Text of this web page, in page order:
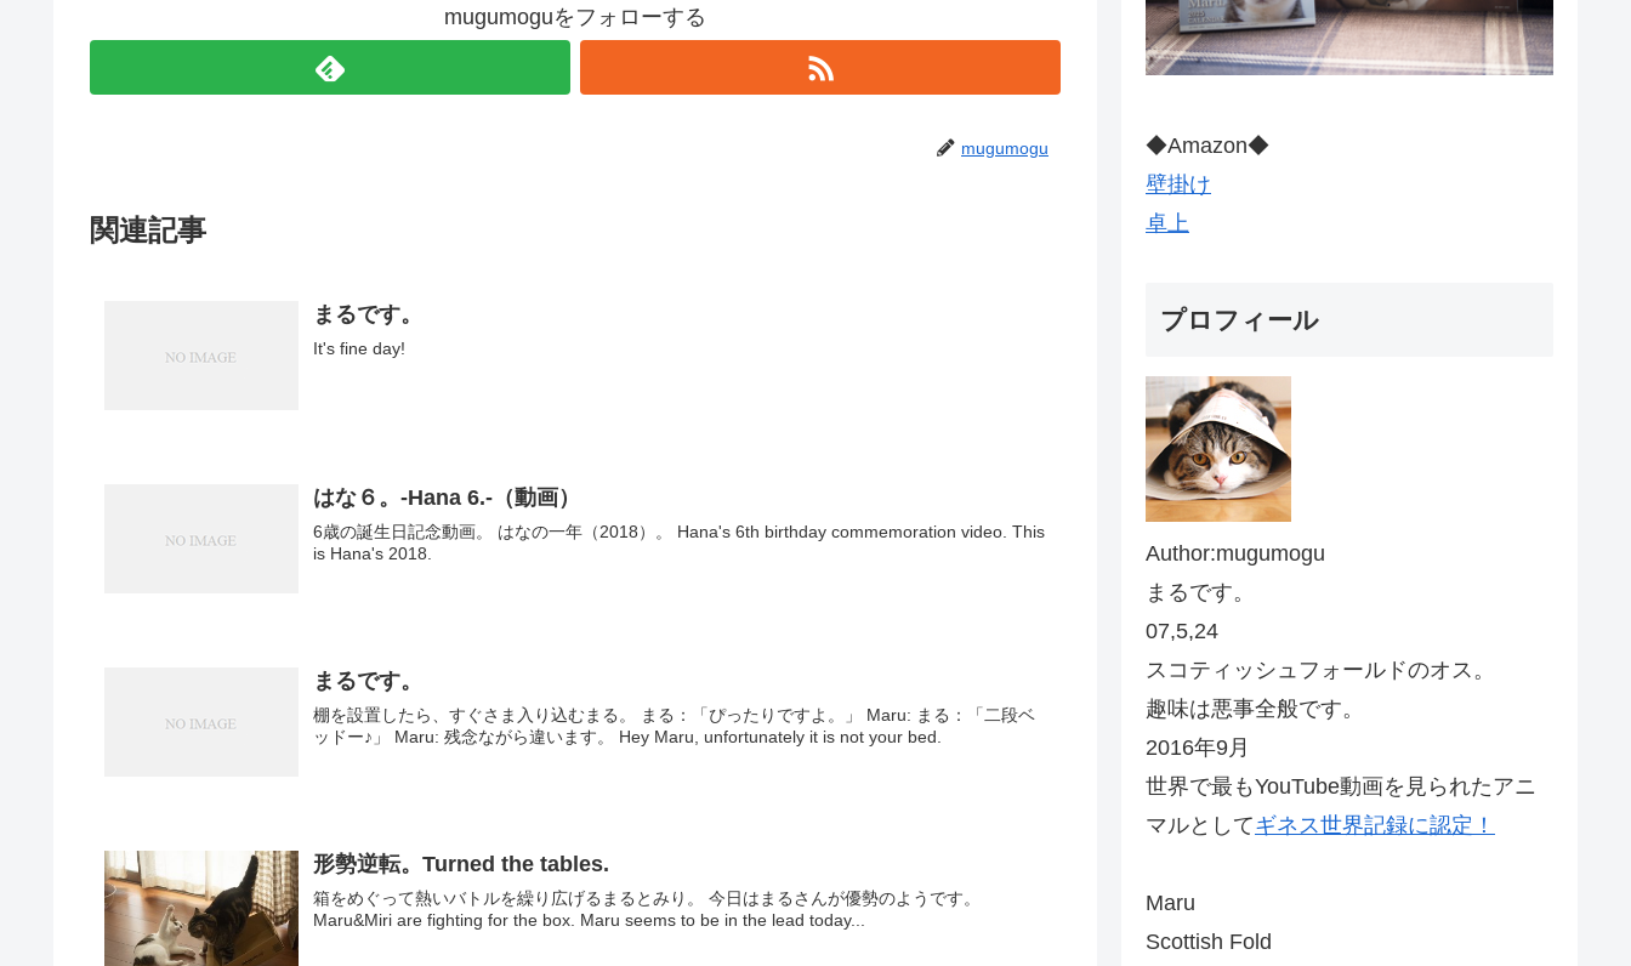
mugumoguをフォローする
mugumogu
関連記事
まるです。
It's fine day!
はな６。-Hana 6.-（動画）
6歳の誕生日記念動画。 はなの一年（2018）。 Hana's 6th birthday commemoration video. This
is Hana's 2018.
まるです。
棚を設置したら、すぐさま入り込むまる。 まる：「ぴったりですよ。」 Maru: まる：「二段ベ
ッドー♪」 Maru: 残念ながら違います。 Hey Maru, unfortunately it is not your bed.
形勢逆転。Turned the tables.
箱をめぐって熱いバトルを繰り広げるまるとみり。 今日はまるさんが優勢のようです。
Maru&Miri are fighting for the box. Maru seems to be in the lead today...
◆Amazon◆
壁掛け
卓上
プロフィール
Author:mugumogu
まるです。
07,5,24
スコティッシュフォールドのオス。
趣味は悪事全般です。
2016年9月
世界で最もYouTube動画を見られたアニ
マルとしてギネス世界記録に認定！
Maru
Scottish Fold